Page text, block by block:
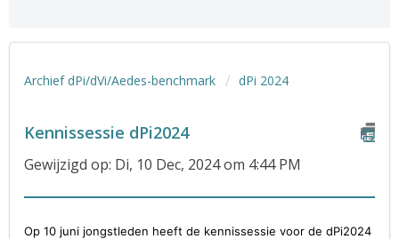
Archief dPi/dVi/Aedes-benchmark dPi 2024
Kennissessie dPi2024
Gewijzigd op: Di, 10 Dec, 2024 om 4:44 PM
Op 10 juni jongstleden heeft de kennissessie voor de dPi2024